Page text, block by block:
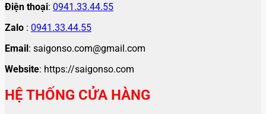
Điện thoại: 0941.33.44.55
Zalo : 0941.33.44.55
Email: saigonso.com@gmail.com
Website: https://saigonso.com
HỆ THỐNG CỬA HÀNG